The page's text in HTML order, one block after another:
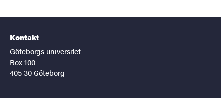
Kontakt
Göteborgs universitet
Box 100
405 30 Göteborg